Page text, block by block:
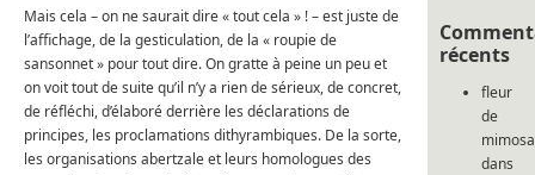
Mais cela – on ne saurait dire « tout cela » ! – est juste de
l’affichage, de la gesticulation, de la « roupie de
sansonnet » pour tout dire. On gratte à peine un peu et
on voit tout de suite qu’il n’y a rien de sérieux, de concret,
de réfléchi, d’élaboré derrière les déclarations de
principes, les proclamations dithyrambiques. De la sorte,
les organisations abertzale et leurs homologues des
récents
fleur
de
mimosa
dans